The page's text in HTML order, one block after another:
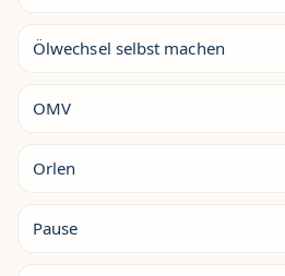
Ölwechsel selbst machen
OMV
Orlen
Pause